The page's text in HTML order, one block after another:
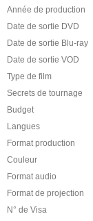
Année de production
Date de sortie DVD
Date de sortie Blu-ray
Date de sortie VOD
Type de film
Secrets de tournage
Budget
Langues
Format production
Couleur
Format audio
Format de projection
N° de Visa